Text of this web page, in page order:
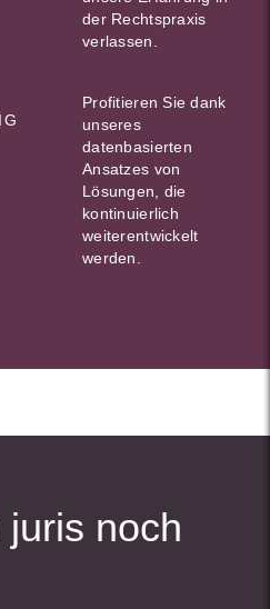
der Rechtspraxis
verlassen.
Profitieren Sie dank
unseres
datenbasierten
Ansatzes von
Lösungen, die
kontinuierlich
weiterentwickelt
werden.
noch